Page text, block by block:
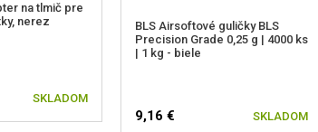
na tlmič pre
nerez
SKLADOM
BLS Airsoftové guličky BLS
Precision Grade 0,25 g | 4000 ks
| 1 kg - biele
9,16 € SKLADOM